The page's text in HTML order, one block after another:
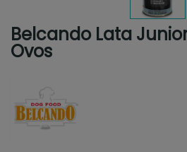
Belcando Lata
Ovos